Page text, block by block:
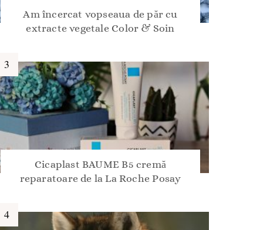
Am încercat vopseaua de păr cu
extracte vegetale Color & Soin
Cicaplast BAUME B5 cremă
reparatoare de la La Roche Posay